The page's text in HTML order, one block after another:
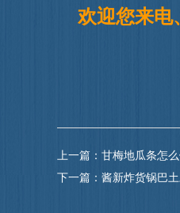
欢迎您来电
上一篇： 甘梅地瓜条怎
下一篇： 酱新炸货锅巴